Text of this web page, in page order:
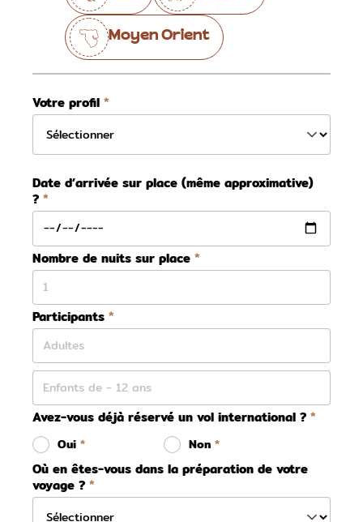
Moyen Orient
Votre profil
Date d’arrivée sur place (même approximative)
?
Nombre de nuits sur place
Participants
Avez-vous déjà réservé un vol international ?
Oui Non
Où en êtes-vous dans la préparation de votre
voyage ?